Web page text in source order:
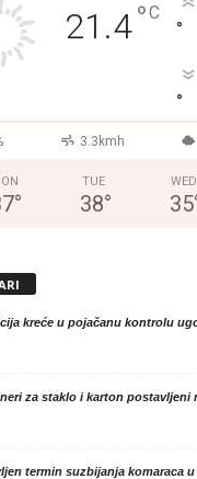
21.4°C
°
°
3.3kmh
°
TUE
38°
WED
35
kreće u pojačanu kontrolu
za staklo i karton postavljeni
termin suzbijanja komaraca